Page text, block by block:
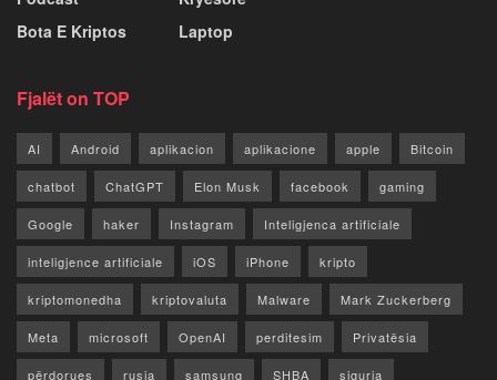
Bota E Kriptos
Laptop
Fjalët on TOP
AI Android aplikacion aplikacione apple Bitcoin
chatbot ChatGPT Elon Musk facebook gaming
Google haker Instagram Inteligjenca artificiale
inteligjence artificiale iOS iPhone kripto
kriptomonedha kriptovaluta Malware Mark Zuckerberg
Meta microsoft OpenAI perditesim Privatësia
përdorues rusia samsung SHBA siguria